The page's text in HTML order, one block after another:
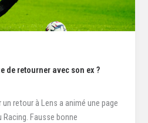
de retourner avec son ex ?
retour à Lens a animé une page
Fausse bonne